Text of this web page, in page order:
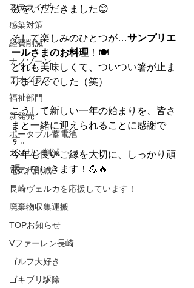
ステライザ
感染対策
経費削減
ナノゾーン
デオグラス
福祉部門
新発売
ポータブル蓄電池
ガソリン削減
電気代削減
長崎ヴェルカを応援しています！
廃棄物収集運搬
TOPお知らせ
Vファーレン長崎
ゴルフ大好き
ゴキブリ駆除
激をいただきました😊
そして楽しみのひとつが…サンプリエ
ールさまのお料理 ！🍽️
どれも美味しくて、ついつい箸が止ま
りませんでした（笑）
こうして新しい一年の始まりを、皆さ
まと一緒に迎えられることに感謝で
す。
今年も良いご縁を大切に、しっかり頑
張っていきます！💪🔥